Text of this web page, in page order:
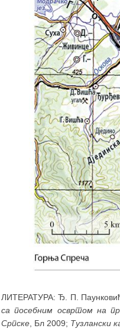
ЛИТЕРАТУРА: Ђ. П.
са посебним освртом на
Српске , Бл 2009; Тузлански